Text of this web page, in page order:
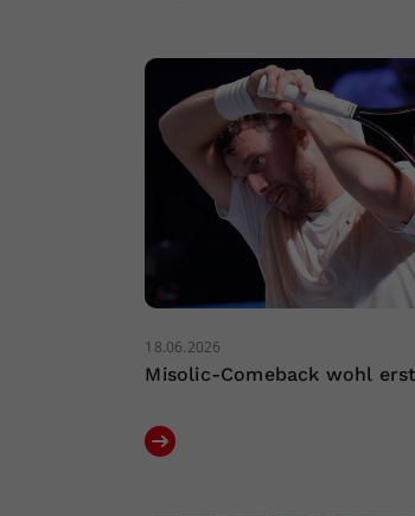
18.06.2026
Misolic-Comeback wohl